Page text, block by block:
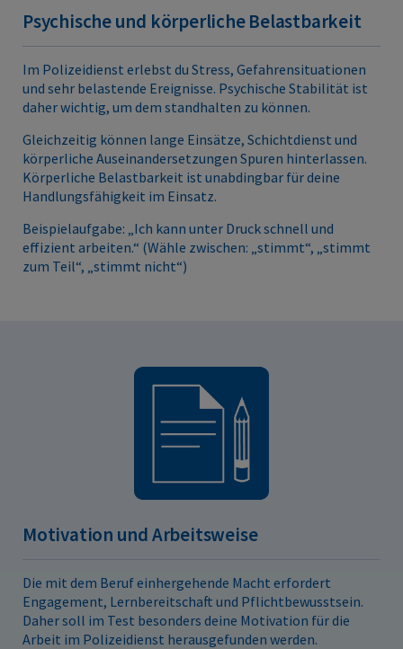
Psychische und körperliche Belastbarkeit
Im Polizeidienst erlebst du Stress, Gefahrensituationen
und sehr belastende Ereignisse. Psychische Stabilität ist
daher wichtig, um dem standhalten zu können.
Gleichzeitig können lange Einsätze, Schichtdienst und
körperliche Auseinandersetzungen Spuren hinterlassen.
Körperliche Belastbarkeit ist unabdingbar für deine
Handlungsfähigkeit im Einsatz.
Beispielaufgabe: „Ich kann unter Druck schnell und
effizient arbeiten.“ (Wähle zwischen: „stimmt“, „stimmt
zum Teil“, „stimmt nicht“)
Motivation und Arbeitsweise
Die mit dem Beruf einhergehende Macht erfordert
Engagement, Lernbereitschaft und Pflichtbewusstsein.
Daher soll im Test besonders deine Motivation für die
Arbeit im Polizeidienst herausgefunden werden.